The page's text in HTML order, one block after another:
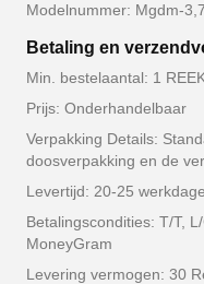
Modelnummer: Mgdm-3,7
Betaling en
Min. bestelaantal: 1
Prijs: Onderhandelbaar
Verpakking Details:
doosverpakking en de
Levertijd: 20-25
Betalingscondities: T/T,
MoneyGram
Levering vermogen: 30